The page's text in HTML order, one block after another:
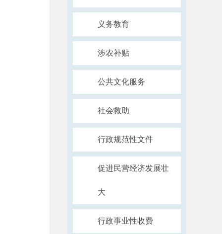
义务教育
涉农补贴
公共文化服务
社会救助
行政规范性文件
促进民营经济发展壮
大
行政事业性收费